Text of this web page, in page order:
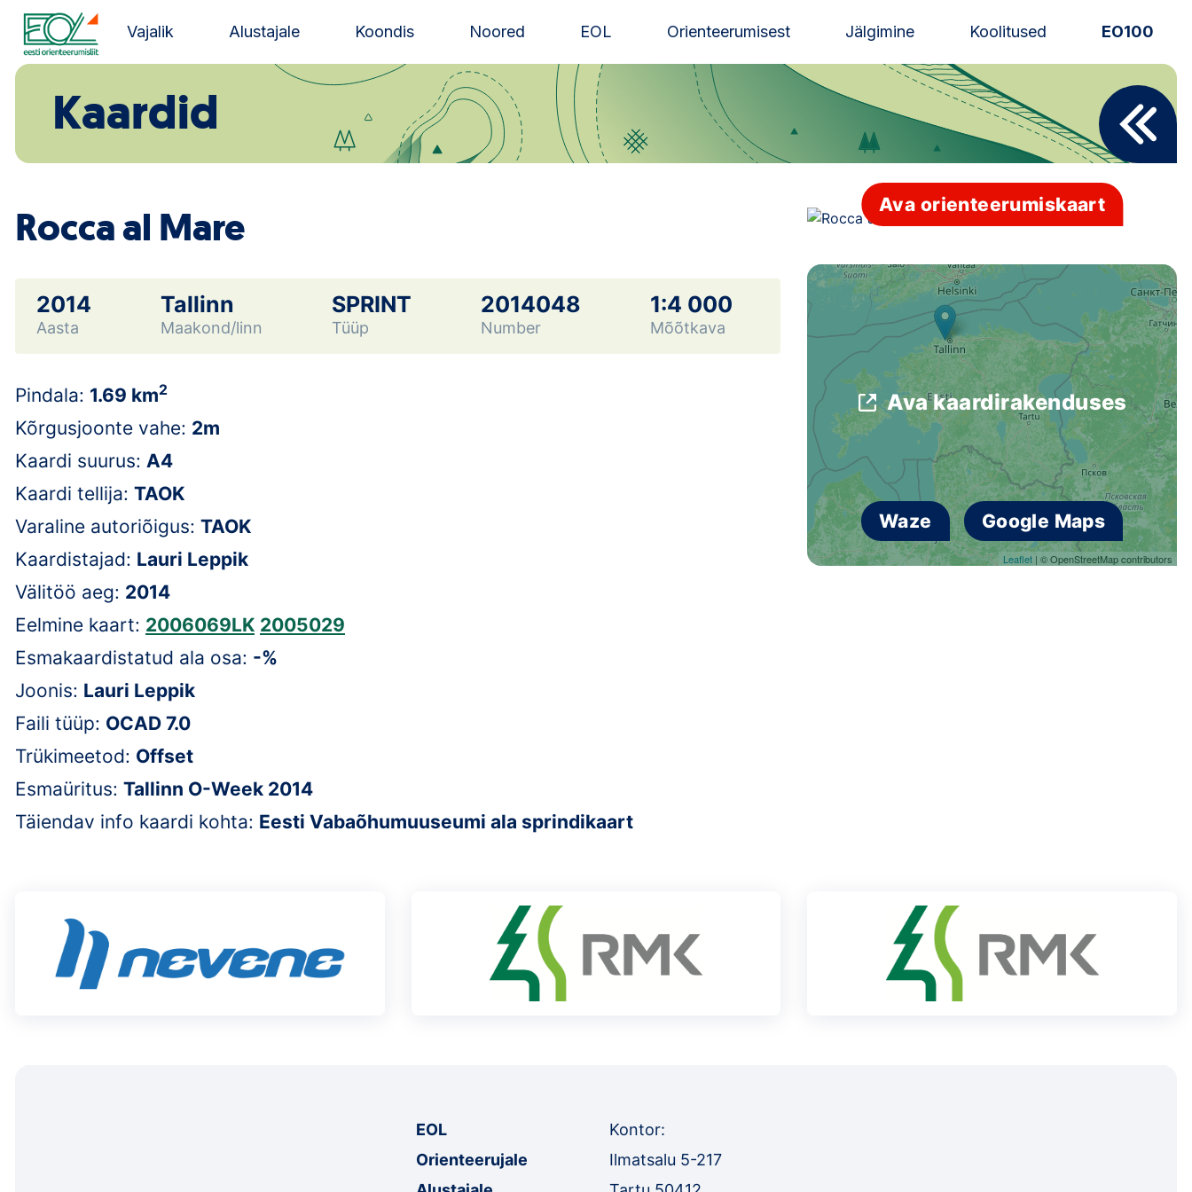
Liigu
juurde
Estonian Orienteering Federation
Vajalik Alustajale Koondis Noored EOL Orienteerumisest Jälgimine Koolitused EO100
Uudised
Alustajale
Eesti Orienteerumine 100!
Toetamine
Telli litsents!
Noored
Loha
Kontakt
EOL
Galerii
Kaardid
Kaardid
Rocca al Mare
2014
Aasta
Tallinn
Maakond/linn
SPRINT
Tüüp
2014048
Number
1:4 000
Mõõtkava
Pindala: 1.69 km2
Kõrgusjoonte vahe: 2m
Kaardi suurus: A4
Kaardi tellija: TAOK
Varaline autoriõigus: TAOK
Kaardistajad: Lauri Leppik
Välitöö aeg: 2014
Eelmine kaart: 2006069LK 2005029
Esmakaardistatud ala osa: -%
Joonis: Lauri Leppik
Faili tüüp: OCAD 7.0
Trükimeetod: Offset
Esmaüritus: Tallinn O-Week 2014
Täiendav info kaardi kohta: Eesti Vabaõhumuuseumi ala sprindikaart
Ava orienteerumiskaart
Leaflet| © OpenStreetMap contributors
Ava kaardirakenduses
Waze Google Maps
EOL
Orienteerujale
Kontor:
Ilmatsalu 5-217